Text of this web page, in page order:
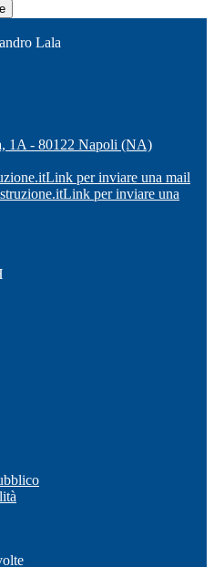
Lala
1A - 80122 Napoli (NA)
Link per inviare una mail
Link per inviare una